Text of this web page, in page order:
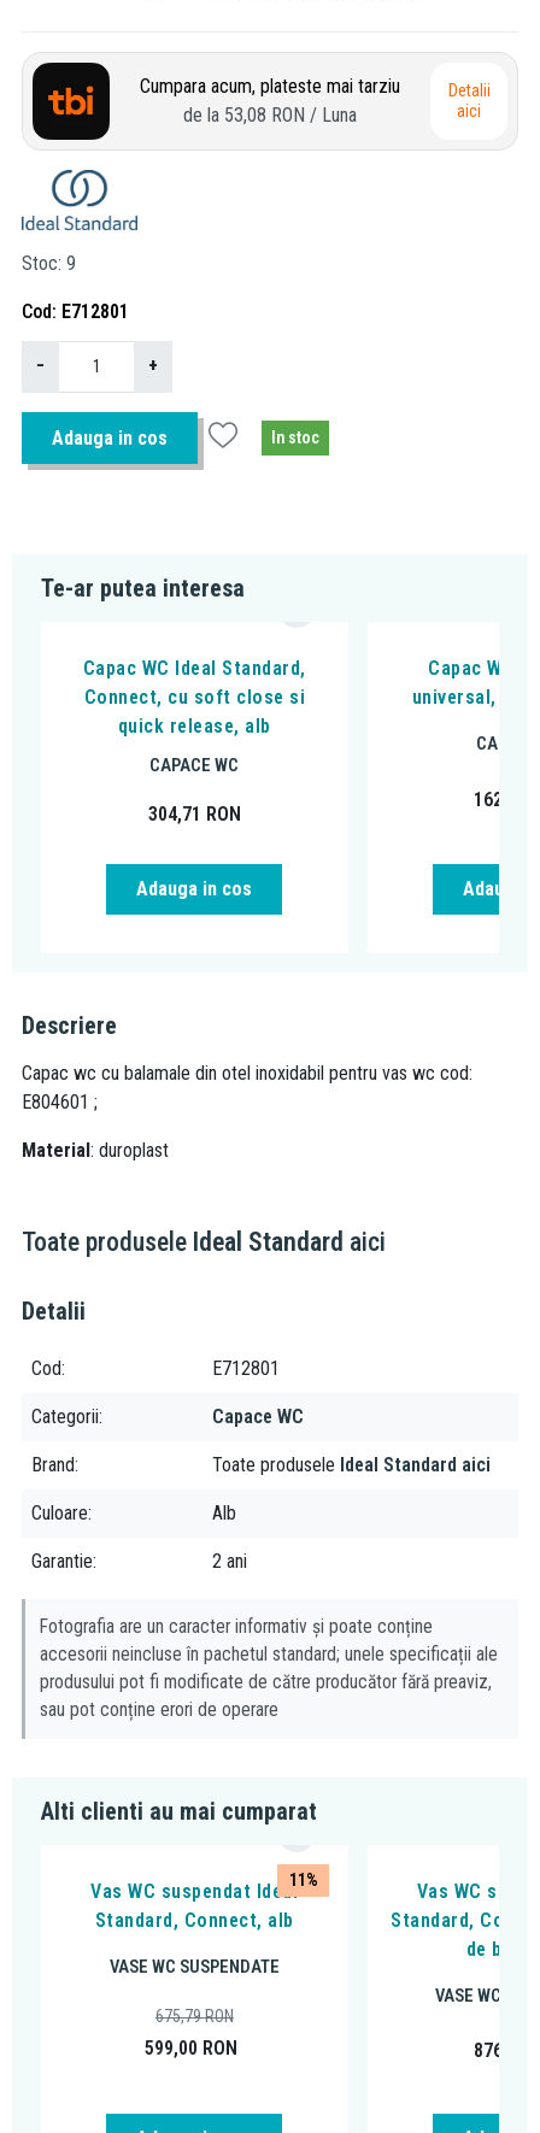
Cumpara acum, plateste mai tarziu
de la 53,08 RON / Luna
Detalii
aici
Stoc 9
Cod E712801
− +
Adauga in cos In stoc
Te-ar putea interesa
Capac WC Ideal Standard,
Connect, cu soft close si
quick release, alb
CAPACE WC
304,71 RON
Adauga in cos
Capac WC,
universal,
162,01
Adauga
Descriere
Capac wc cu balamale din otel inoxidabil pentru vas wc cod:
E804601 ;
Material : duroplast
Toate produsele Ideal Standard aici
Detalii
Cod E712801
Categorii Capace WC
Brand Toate produsele Ideal Standard aici
Culoare Alb
Garantie 2 ani
Fotografia are un caracter informativ și poate conține
accesorii neincluse în pachetul standard; unele specificații ale
produsului pot fi modificate de către producător fără preaviz,
sau pot conține erori de operare
Alti clienti au mai cumparat
11%
Vas WC suspendat Ideal
Standard, Connect, alb
VASE WC SUSPENDATE
599,00 RON
675,79RON
Vas WC
Standard,
de
VASE WC
876,59